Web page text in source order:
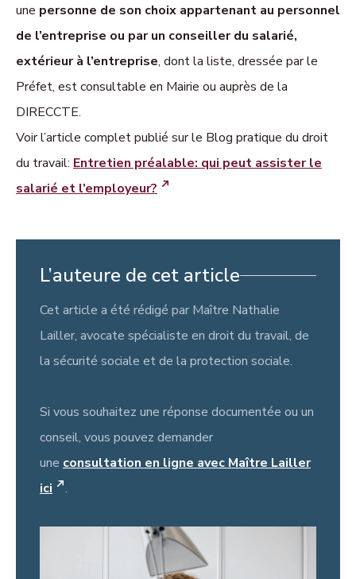
une personne de son choix appartenant au personnel
de l’entreprise ou par un conseiller du salarié,
extérieur à l’entreprise, dont la liste, dressée par le
Préfet, est consultable en Mairie ou auprès de la
DIRECCTE.
Voir l’article complet publié sur le Blog pratique du droit
du travail: Entretien préalable: qui peut assister le
salarié et l’employeur?
L’auteure de cet article
Cet article a été rédigé par Maître Nathalie
Lailler, avocate spécialiste en droit du travail, de
la sécurité sociale et de la protection sociale.
Si vous souhaitez une réponse documentée ou un
conseil, vous pouvez demander
une consultation en ligne avec Maître Lailler
ici
.